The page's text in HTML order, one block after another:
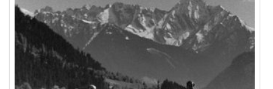
Verkehrsregelung und
Parken
Fundsachen